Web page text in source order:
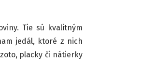
Tie sú kvalitným
jedál, ktoré z nich
placky či nátierky